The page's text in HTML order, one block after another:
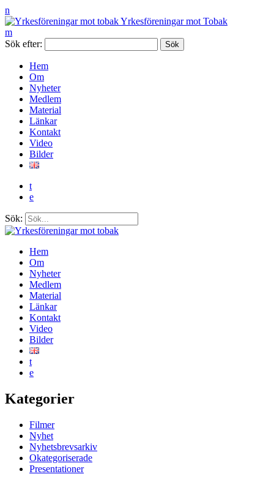
n
Yrkesföreningar mot Tobak
m
Sök efter:
Hem
Om
Nyheter
Medlem
Material
Länkar
Kontakt
Video
Bilder
t
e
Sök:
Hem
Om
Nyheter
Medlem
Material
Länkar
Kontakt
Video
Bilder
t
e
Kategorier
Filmer
Nyhet
Nyhetsbrevsarkiv
Okategoriserade
Presentationer